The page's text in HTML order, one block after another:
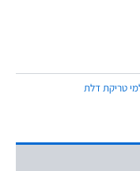
טריקת דלת